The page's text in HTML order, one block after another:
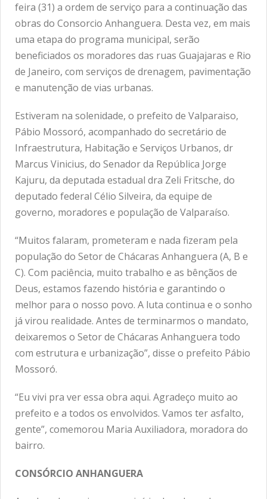
feira (31) a ordem de serviço para a continuação das
obras do Consorcio Anhanguera. Desta vez, em mais
uma etapa do programa municipal, serão
beneficiados os moradores das ruas Guajajaras e Rio
de Janeiro, com serviços de drenagem, pavimentação
e manutenção de vias urbanas.
Estiveram na solenidade, o prefeito de Valparaiso,
Pábio Mossoró, acompanhado do secretário de
Infraestrutura, Habitação e Serviços Urbanos, dr
Marcus Vinicius, do Senador da República Jorge
Kajuru, da deputada estadual dra Zeli Fritsche, do
deputado federal Célio Silveira, da equipe de
governo, moradores e população de Valparaíso.
“Muitos falaram, prometeram e nada fizeram pela
população do Setor de Chácaras Anhanguera (A, B e
C). Com paciência, muito trabalho e as bênçãos de
Deus, estamos fazendo história e garantindo o
melhor para o nosso povo. A luta continua e o sonho
já virou realidade. Antes de terminarmos o mandato,
deixaremos o Setor de Chácaras Anhanguera todo
com estrutura e urbanização”, disse o prefeito Pábio
Mossoró.
“Eu vivi pra ver essa obra aqui. Agradeço muito ao
prefeito e a todos os envolvidos. Vamos ter asfalto,
gente”, comemorou Maria Auxiliadora, moradora do
bairro.
CONSÓRCIO ANHANGUERA